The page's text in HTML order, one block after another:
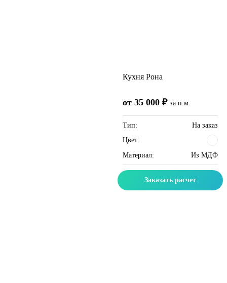
Кухня Рона
от 35 000 ₽ за п.м.
Тип:
На заказ
Цвет:
Материал:
Из МДФ
Заказать расчет